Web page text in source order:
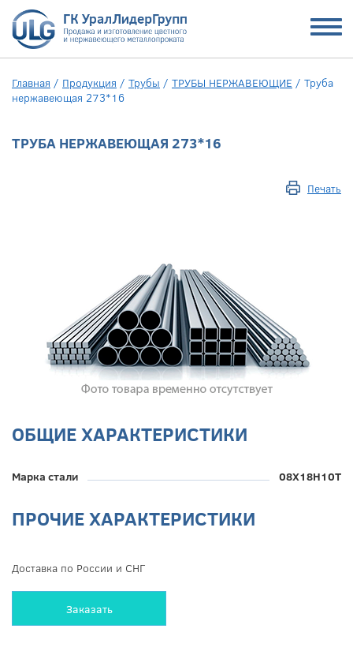
Главная / Продукция / Трубы / ТРУБЫ НЕРЖАВЕЮЩИЕ / Труба
нержавеющая 273*16
ТРУБА НЕРЖАВЕЮЩАЯ 273*16
Печать
ОБЩИЕ ХАРАКТЕРИСТИКИ
Марка стали 08Х18Н10Т
ПРОЧИЕ ХАРАКТЕРИСТИКИ
Доставка по России и СНГ
Заказать